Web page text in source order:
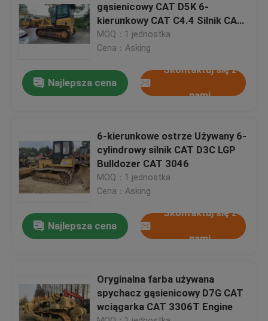
Produkty
Wycieczka po fabryce
Skontaktuj się z nami
Company News
Używane spycharki gąsienicowe
Używane buldożer CAT
gąsienicowy CAT D5K 6-
kierunkowy CAT C4.4 Silnik CAT
D5
MOQ：1 jednostka
Cena：Asking
Najlepsza cena
Skontaktuj się z
nami
6-kierunkowe ostrze Używany 6-
cylindrowy silnik CAT D3C LGP
Bulldozer CAT 3046
MOQ：1 jednostka
Cena：Asking
Najlepsza cena
Skontaktuj się z
nami
Oryginalna farba używana
spychacz gąsienicowy D7G CAT
wciągarka CAT 3306T Engine